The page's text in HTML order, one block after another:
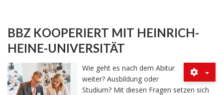
BBZ KOOPERIERT MIT HEINRICH-
HEINE-UNIVERSITÄT
Wie geht es nach dem Abitur
weiter? Ausbildung oder
Studium? Mit diesen Fragen setzen sich